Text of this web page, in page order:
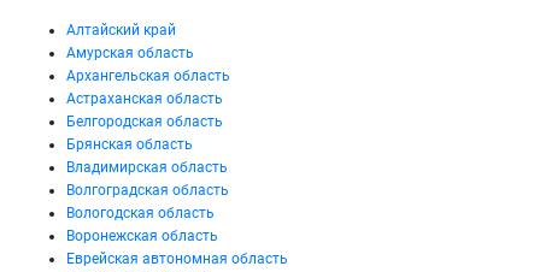
Алтайский край
Амурская область
Архангельская область
Астраханская область
Белгородская область
Брянская область
Владимирская область
Волгоградская область
Вологодская область
Воронежская область
Еврейская автономная область